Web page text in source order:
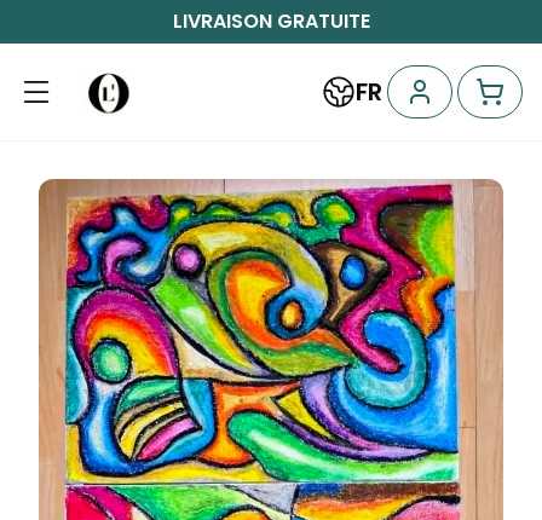
LIVRAISON GRATUITE
FR